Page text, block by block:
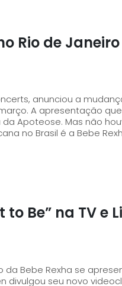
Rio de
anunciou a
no
Apoteose. Mas não
no Brasil é a Bebe
Be” na TV e
Bebe Rexha se
divulgou seu novo